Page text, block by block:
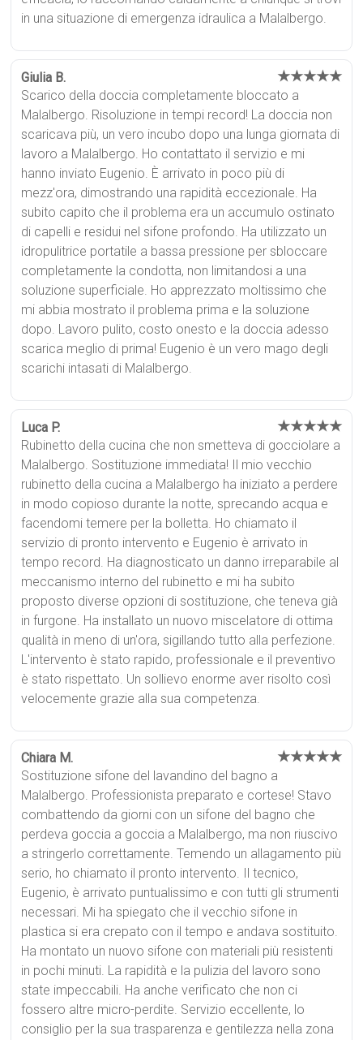
in una situazione di emergenza idraulica a Malalbergo.
Giulia B. ★★★★★
Scarico della doccia completamente bloccato a
Malalbergo. Risoluzione in tempi record! La doccia non
scaricava più, un vero incubo dopo una lunga giornata di
lavoro a Malalbergo. Ho contattato il servizio e mi
hanno inviato Eugenio. È arrivato in poco più di
mezz'ora, dimostrando una rapidità eccezionale. Ha
subito capito che il problema era un accumulo ostinato
di capelli e residui nel sifone profondo. Ha utilizzato un
idropulitrice portatile a bassa pressione per sbloccare
completamente la condotta, non limitandosi a una
soluzione superficiale. Ho apprezzato moltissimo che
mi abbia mostrato il problema prima e la soluzione
dopo. Lavoro pulito, costo onesto e la doccia adesso
scarica meglio di prima! Eugenio è un vero mago degli
scarichi intasati di Malalbergo.
Luca P. ★★★★★
Rubinetto della cucina che non smetteva di gocciolare a
Malalbergo. Sostituzione immediata! Il mio vecchio
rubinetto della cucina a Malalbergo ha iniziato a perdere
in modo copioso durante la notte, sprecando acqua e
facendomi temere per la bolletta. Ho chiamato il
servizio di pronto intervento e Eugenio è arrivato in
tempo record. Ha diagnosticato un danno irreparabile al
meccanismo interno del rubinetto e mi ha subito
proposto diverse opzioni di sostituzione, che teneva già
in furgone. Ha installato un nuovo miscelatore di ottima
qualità in meno di un'ora, sigillando tutto alla perfezione.
L'intervento è stato rapido, professionale e il preventivo
è stato rispettato. Un sollievo enorme aver risolto così
velocemente grazie alla sua competenza.
Chiara M. ★★★★★
Sostituzione sifone del lavandino del bagno a
Malalbergo. Professionista preparato e cortese! Stavo
combattendo da giorni con un sifone del bagno che
perdeva goccia a goccia a Malalbergo, ma non riuscivo
a stringerlo correttamente. Temendo un allagamento più
serio, ho chiamato il pronto intervento. Il tecnico,
Eugenio, è arrivato puntualissimo e con tutti gli strumenti
necessari. Mi ha spiegato che il vecchio sifone in
plastica si era crepato con il tempo e andava sostituito.
Ha montato un nuovo sifone con materiali più resistenti
in pochi minuti. La rapidità e la pulizia del lavoro sono
state impeccabili. Ha anche verificato che non ci
fossero altre micro-perdite. Servizio eccellente, lo
consiglio per la sua trasparenza e gentilezza nella zona